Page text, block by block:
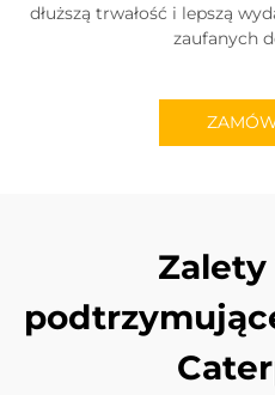
dłuższą trwałość i lepszą
zaufanych
Zalety